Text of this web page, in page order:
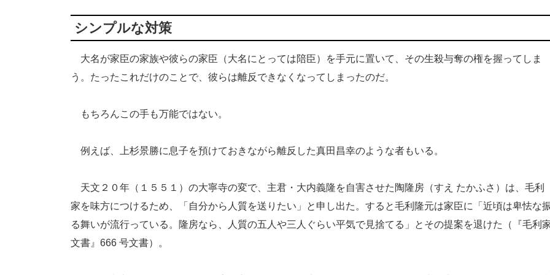
シンプルな対策
大名が家臣の家族や彼らの家臣（大名にとっては陪臣）を手元に置いて、その生殺与奪の権を握ってしま
う。たったこれだけのことで、彼らは離反できなくなってしまったのだ。
もちろんこの手も万能ではない。
例えば、上杉景勝に息子を預けておきながら離反した真田昌幸のような者もいる。
天文２０年（１５５１）の大寧寺の変で、主君・大内義隆を自害させた陶隆房（すえ たかふさ）は、毛利
家を味方につけるため、「自分から人質を送りたい」と申し出た。すると毛利隆元は家臣に「近頃は卑怯な
る舞いが流行っている。隆房なら、人質の五人や三人ぐらい平気で見捨てる」とその提案を退けた（『毛利
文書』666 号文書）。